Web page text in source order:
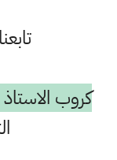
كروب